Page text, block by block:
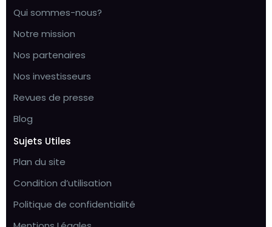
Qui sommes-nous?
Notre mission
Nos partenaires
Nos investisseurs
Revues de presse
Blog
Sujets Utiles
Plan du site
Condition d’utilisation
Politique de confidentialité